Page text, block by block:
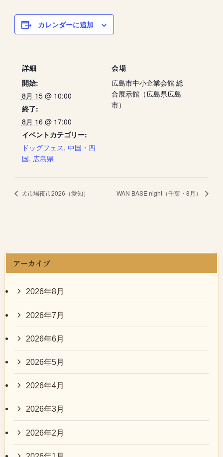
カレンダーに追加
詳細
開始:
8月 15 @ 10:00
終了:
8月 16 @ 17:00
イベントカテゴリー:
ドッグフェス, 中国・四
国, 広島県
会場
広島市中小企業会館 総
合展示館（広島県広島
市）
犬市場夜市2026（愛知） WAN BASE night（千葉・8月）
アーカイブ
2026年8月
2026年7月
2026年6月
2026年5月
2026年4月
2026年3月
2026年2月